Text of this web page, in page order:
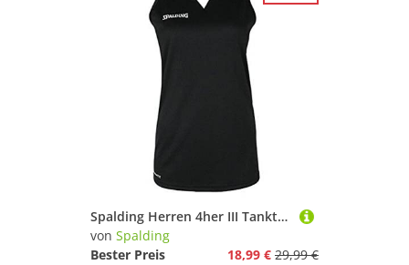
Spalding Herren 4her III Tanktop, schwarz/Weiß, XL
von Spalding
Bester Preis
18,99 € 29,99 €